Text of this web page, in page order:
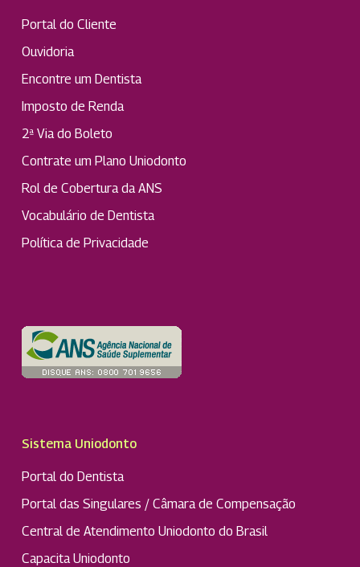
Portal do Cliente
Ouvidoria
Encontre um Dentista
Imposto de Renda
2ª Via do Boleto
Contrate um Plano Uniodonto
Rol de Cobertura da ANS
Vocabulário de Dentista
Política de Privacidade
Sistema Uniodonto
Portal do Dentista
Portal das Singulares / Câmara de Compensação
Central de Atendimento Uniodonto do Brasil
Capacita Uniodonto